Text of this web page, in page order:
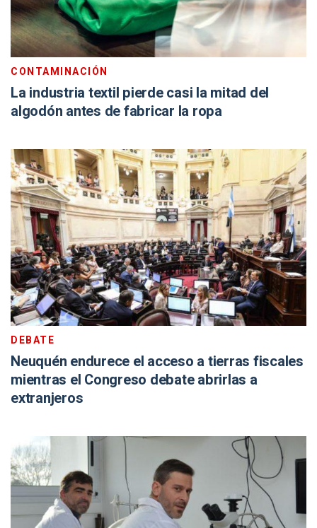
CONTAMINACIÓN
La industria textil pierde casi la mitad del
algodón antes de fabricar la ropa
DEBATE
Neuquén endurece el acceso a tierras fiscales
mientras el Congreso debate abrirlas a
extranjeros